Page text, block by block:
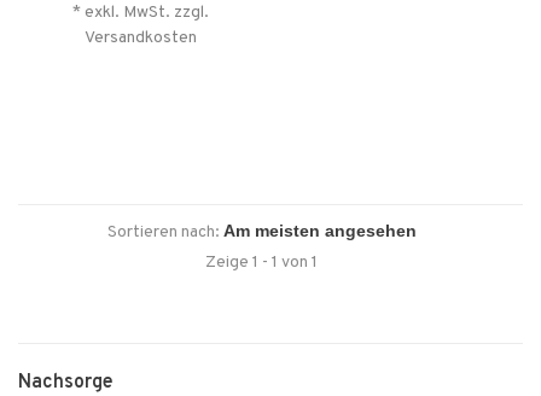
* exkl. MwSt. zzgl.
Versandkosten
Sortieren nach:
Zeige 1 - 1 von 1
Nachsorge